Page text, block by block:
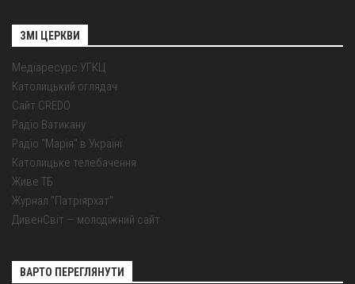
ЗМІ ЦЕРКВИ
Медіаресурс УГКЦ
Католицький оглядач
Сайт CREDO
Радіо Ватикану
Радіо "Марія" в Україні
Католицьке телебачення
Живе ТБ
Журнал "Патріярхат"
ДивенСвіт — молодіжний сайт
ВАРТО ПЕРЕГЛЯНУТИ